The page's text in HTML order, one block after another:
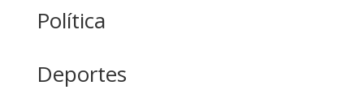
Política
Deportes